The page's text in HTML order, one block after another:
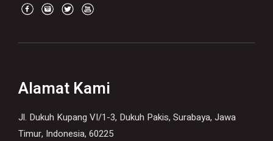
Alamat Kami
Jl. Dukuh Kupang VI/1-3, Dukuh Pakis, Surabaya, Jawa
Timur, Indonesia, 60225